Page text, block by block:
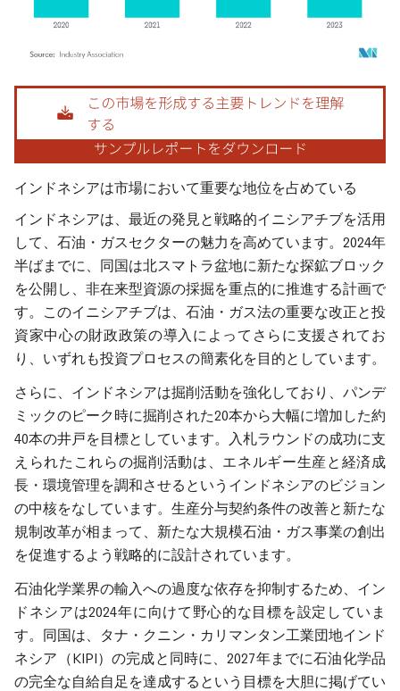
画像 © Mordor Intelligence。再利用にはCC BY 4.0の表示が必要です。
インドネシアは市場において重要な地位を占めている
インドネシアは、最近の発見と戦略的イニシアチブを活用
して、石油・ガスセクターの魅力を高めています。2024年
半ばまでに、同国は北スマトラ盆地に新たな探鉱ブロック
を公開し、非在来型資源の採掘を重点的に推進する計画で
す。このイニシアチブは、石油・ガス法の重要な改正と投
資家中心の財政政策の導入によってさらに支援されてお
り、いずれも投資プロセスの簡素化を目的としています。
さらに、インドネシアは掘削活動を強化しており、パンデ
ミックのピーク時に掘削された20本から大幅に増加した約
40本の井戸を目標としています。入札ラウンドの成功に支
えられたこれらの掘削活動は、エネルギー生産と経済成
長・環境管理を調和させるというインドネシアのビジョン
の中核をなしています。生産分与契約条件の改善と新たな
規制改革が相まって、新たな大規模石油・ガス事業の創出
を促進するよう戦略的に設計されています。
石油化学業界の輸入への過度な依存を抑制するため、イン
ドネシアは2024年に向けて野心的な目標を設定していま
す。同国は、タナ・クニン・カリマンタン工業団地インド
ネシア（KIPI）の完成と同時に、2027年までに石油化学品
の完全な自給自足を達成するという目標を大胆に掲げてい